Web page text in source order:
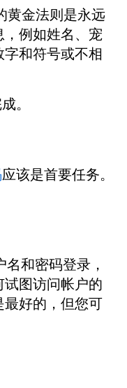
黄金法则是永远
例如姓名、宠
和符号或不相
。
应该是首要任务。
和密码登录，
图访问帐户的
最好的，但您可